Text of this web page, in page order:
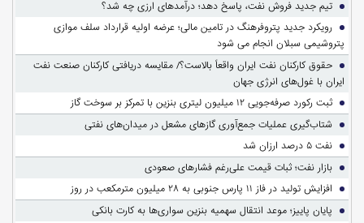
تیم جدید فروش نفت، پاسخ دهد؛ درآمدهای ارزی چه شد؟
رویکرد جدید پتروفرهنگ در تامین مالی؛ عرضه اولیه قرارداد سلف موازی
پتروشیمی سبلان انجام می شود
حقوق کارکنان نفت ایران واقعاً بالاست؟/ مقایسه دریافتی کارکنان صنعت نفت
ایران با غول‌های انرژی جهان
ثبت رکورد صرفه‌جویی ۱۲ میلیون لیتری بنزین با تمرکز بر سوخت گاز
شتاب‌گیری عملیات جمع‌آوری گازهای مشعل در میدان‌های نفتی
نفت ۵ درصد ارزان شد
بازار نفت؛ ثبات قیمت علی‌رغم فشارهای صعودی
افزایش تولید در فاز ۱۱ پارس جنوبی به ۲۸ میلیون مترمکعب در روز
پایان پاییز؛ موعد انتقال سهمیه بنزین سواری‌ها به کارت بانکی